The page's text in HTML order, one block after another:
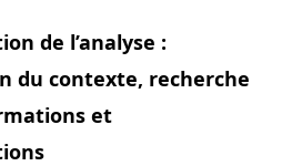
de l’analyse :
du contexte, recherche
et